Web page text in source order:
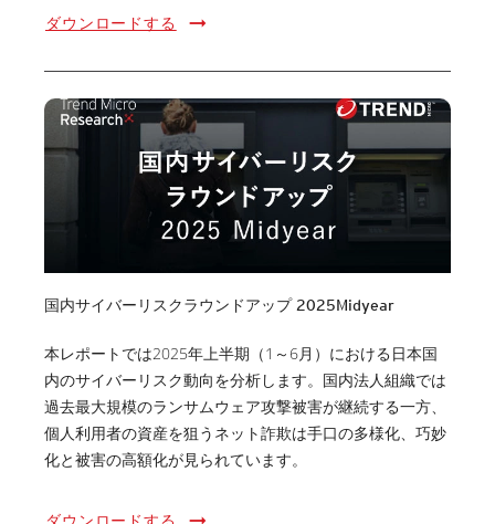
ダウンロードする
国内サイバーリスクラウンドアップ 2025Midyear
本レポートでは2025年上半期（1～6月）における日本国
内のサイバーリスク動向を分析します。国内法人組織では
過去最大規模のランサムウェア攻撃被害が継続する一方、
個人利用者の資産を狙うネット詐欺は手口の多様化、巧妙
化と被害の高額化が見られています。